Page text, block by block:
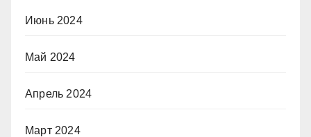
Июнь 2024
Май 2024
Апрель 2024
Март 2024